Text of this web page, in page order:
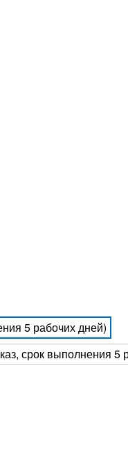
5 рабочих дней)
срок выполнения 5